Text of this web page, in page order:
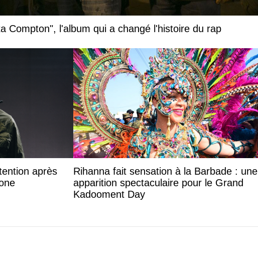
Compton", l'album qui a changé l'histoire du rap
après
Rihanna fait sensation à la Barbade : une
apparition spectaculaire pour le Grand
Kadooment Day